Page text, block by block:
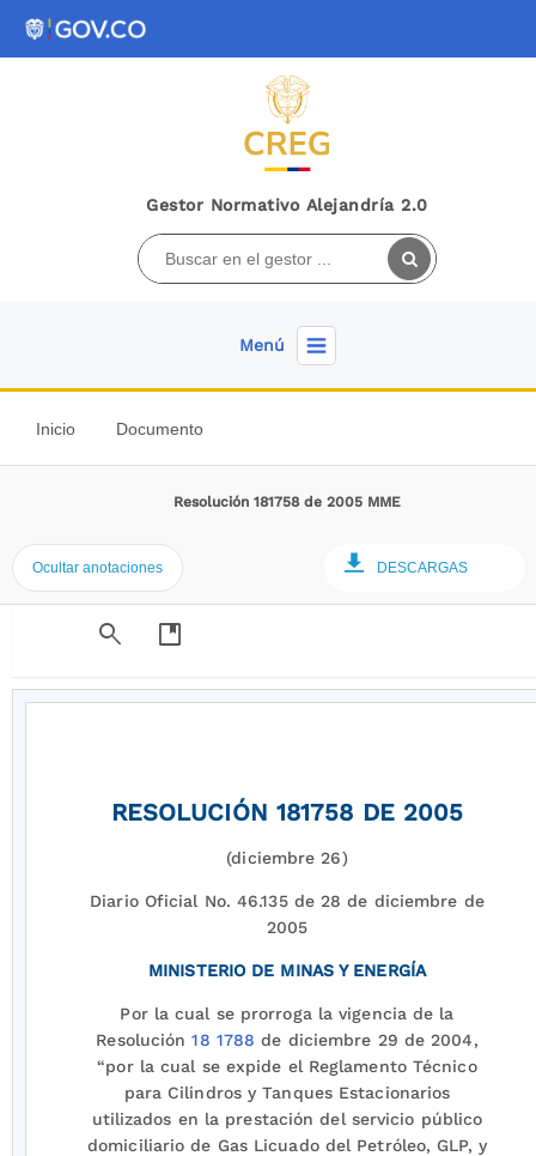
Gestor Normativo Alejandría 2.0
Menú
Inicio Documento
Resolución 181758 de 2005 MME
Ocultar anotaciones DESCARGAS
search developer_guide
RESOLUCIÓN 181758 DE 2005
(diciembre 26)
Diario Oficial No. 46.135 de 28 de diciembre de
2005
MINISTERIO DE MINAS Y ENERGÍA
Por la cual se prorroga la vigencia de la
Resolución18 1788 de diciembre 29 de 2004,
“por la cual se expide el Reglamento Técnico
para Cilindros y Tanques Estacionarios
utilizados en la prestación del servicio público
domiciliario de Gas Licuado del Petróleo, GLP, y